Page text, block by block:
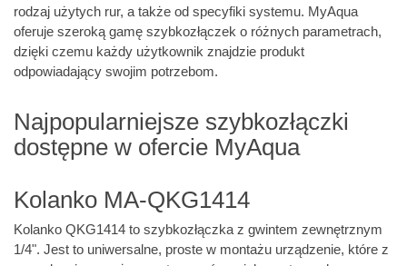
rodzaj użytych rur, a także od specyfiki systemu. MyAqua
oferuje szeroką gamę szybkozłączek o różnych parametrach,
dzięki czemu każdy użytkownik znajdzie produkt
odpowiadający swojim potrzebom.
Najpopularniejsze szybkozłączki
dostępne w ofercie MyAqua
Kolanko MA-QKG1414
Kolanko QKG1414 to szybkozłączka z gwintem zewnętrznym
1/4". Jest to uniwersalne, proste w montażu urządzenie, które z